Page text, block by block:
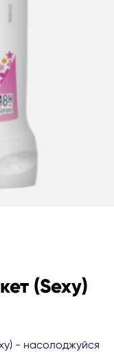
(Sexy)
- насолоджуйся